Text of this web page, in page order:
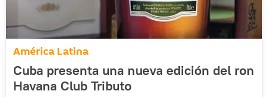
América Latina
Cuba presenta una nueva edición del ron
Havana Club Tributo